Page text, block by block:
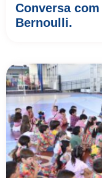
Conversa
Bernoulli.